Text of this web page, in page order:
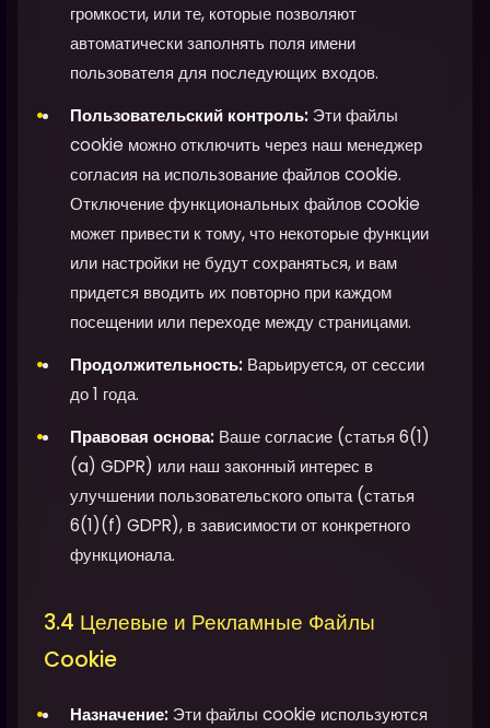
громкости, или те, которые позволяют
автоматически заполнять поля имени
пользователя для последующих входов.
Пользовательский контроль: Эти файлы
cookie можно отключить через наш менеджер
согласия на использование файлов cookie.
Отключение функциональных файлов cookie
может привести к тому, что некоторые функции
или настройки не будут сохраняться, и вам
придется вводить их повторно при каждом
посещении или переходе между страницами.
Продолжительность: Варьируется, от сессии
до 1 года.
Правовая основа: Ваше согласие (статья 6(1)
(a) GDPR) или наш законный интерес в
улучшении пользовательского опыта (статья
6(1)(f) GDPR), в зависимости от конкретного
функционала.
3.4 Целевые и Рекламные Файлы
Cookie
Назначение: Эти файлы cookie используются